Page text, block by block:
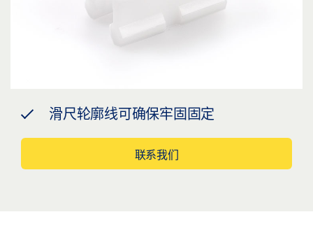
滑尺轮廓线可确保牢固固定
联系我们